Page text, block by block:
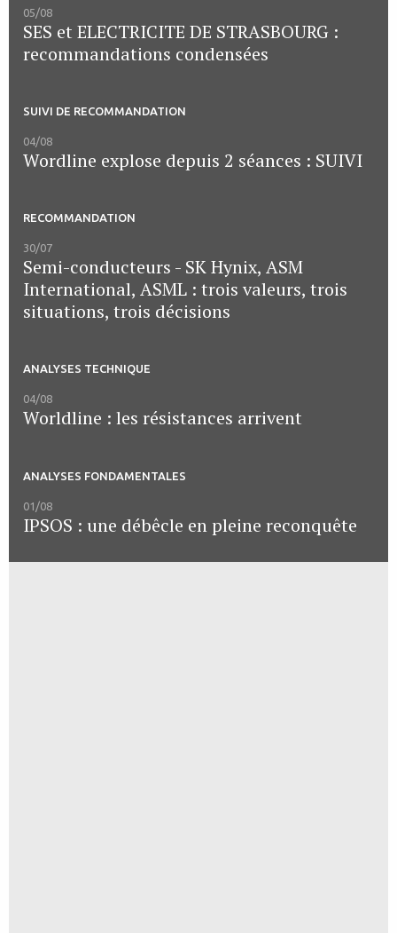
05/08
SES et ELECTRICITE DE STRASBOURG :
recommandations condensées
SUIVI DE RECOMMANDATION
04/08
Wordline explose depuis 2 séances : SUIVI
RECOMMANDATION
30/07
Semi-conducteurs - SK Hynix, ASM
International, ASML : trois valeurs, trois
situations, trois décisions
ANALYSES TECHNIQUE
04/08
Worldline : les résistances arrivent
ANALYSES FONDAMENTALES
01/08
IPSOS : une débêcle en pleine reconquête